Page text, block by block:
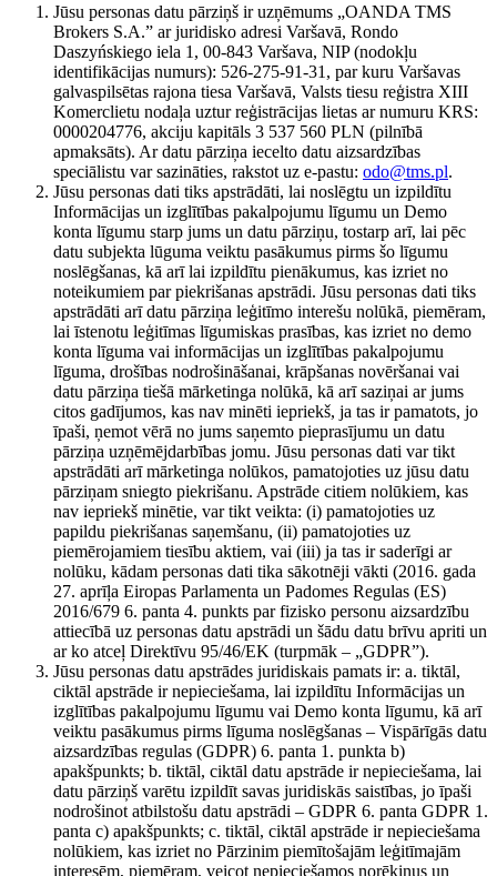
Jūsu personas datu pārziņš ir uzņēmums „OANDA TMS
Brokers S.A.” ar juridisko adresi Varšavā, Rondo
Daszyńskiego iela 1, 00-843 Varšava, NIP (nodokļu
identifikācijas numurs): 526-275-91-31, par kuru Varšavas
galvaspilsētas rajona tiesa Varšavā, Valsts tiesu reģistra XIII
Komerclietu nodaļa uztur reģistrācijas lietas ar numuru KRS:
0000204776, akciju kapitāls 3 537 560 PLN (pilnībā
apmaksāts). Ar datu pārziņa iecelto datu aizsardzības
speciālistu var sazināties, rakstot uz e-pastu: odo@tms.pl.
Jūsu personas dati tiks apstrādāti, lai noslēgtu un izpildītu
Informācijas un izglītības pakalpojumu līgumu un Demo
konta līgumu starp jums un datu pārziņu, tostarp arī, lai pēc
datu subjekta lūguma veiktu pasākumus pirms šo līgumu
noslēgšanas, kā arī lai izpildītu pienākumus, kas izriet no
noteikumiem par piekrišanas apstrādi. Jūsu personas dati tiks
apstrādāti arī datu pārziņa leģitīmo interešu nolūkā, piemēram,
lai īstenotu leģitīmas līgumiskas prasības, kas izriet no demo
konta līguma vai informācijas un izglītības pakalpojumu
līguma, drošības nodrošināšanai, krāpšanas novēršanai vai
datu pārziņa tiešā mārketinga nolūkā, kā arī saziņai ar jums
citos gadījumos, kas nav minēti iepriekš, ja tas ir pamatots, jo
īpaši, ņemot vērā no jums saņemto pieprasījumu un datu
pārziņa uzņēmējdarbības jomu. Jūsu personas dati var tikt
apstrādāti arī mārketinga nolūkos, pamatojoties uz jūsu datu
pārziņam sniegto piekrišanu. Apstrāde citiem nolūkiem, kas
nav iepriekš minētie, var tikt veikta: (i) pamatojoties uz
papildu piekrišanas saņemšanu, (ii) pamatojoties uz
piemērojamiem tiesību aktiem, vai (iii) ja tas ir saderīgi ar
nolūku, kādam personas dati tika sākotnēji vākti (2016. gada
27. aprīļa Eiropas Parlamenta un Padomes Regulas (ES)
2016/679 6. panta 4. punkts par fizisko personu aizsardzību
attiecībā uz personas datu apstrādi un šādu datu brīvu apriti un
ar ko atceļ Direktīvu 95/46/EK (turpmāk – „GDPR”).
Jūsu personas datu apstrādes juridiskais pamats ir: a. tiktāl,
ciktāl apstrāde ir nepieciešama, lai izpildītu Informācijas un
izglītības pakalpojumu līgumu vai Demo konta līgumu, kā arī
veiktu pasākumus pirms līguma noslēgšanas – Vispārīgās datu
aizsardzības regulas (GDPR) 6. panta 1. punkta b)
apakšpunkts; b. tiktāl, ciktāl datu apstrāde ir nepieciešama, lai
datu pārziņš varētu izpildīt savas juridiskās saistības, jo īpaši
nodrošinot atbilstošu datu apstrādi – GDPR 6. panta GDPR 1.
panta c) apakšpunkts; c. tiktāl, ciktāl apstrāde ir nepieciešama
nolūkiem, kas izriet no Pārzinim piemītošajām leģitīmajām
interesēm, piemēram, veicot nepieciešamos norēķinus un